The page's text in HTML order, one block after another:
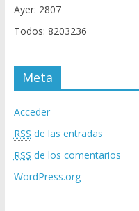
Ayer: 2807
Todos: 8203236
Meta
Acceder
RSS de las entradas
RSS de los comentarios
WordPress.org